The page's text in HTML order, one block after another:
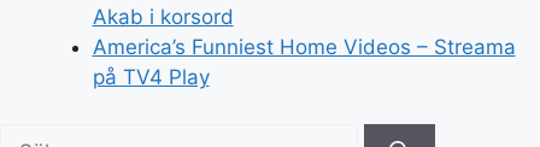
Akab i korsord
America’s Funniest Home Videos – Streama
på TV4 Play